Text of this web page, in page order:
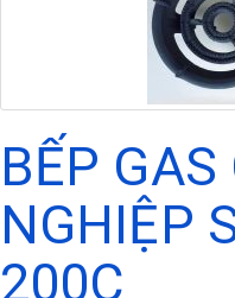
BẾP GAS
NGHIỆP
200C